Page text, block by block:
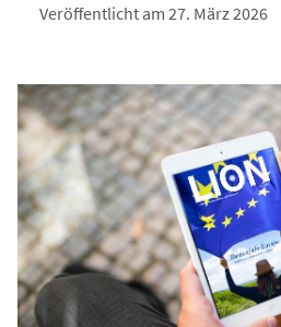
Veröffentlicht am 27. März 2026